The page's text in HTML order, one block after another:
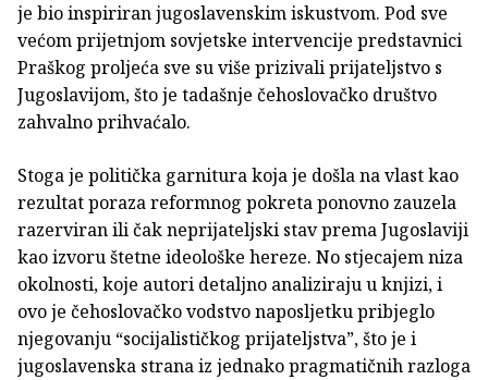
je bio inspiriran jugoslavenskim iskustvom. Pod sve
većom prijetnjom sovjetske intervencije predstavnici
Praškog proljeća sve su više prizivali prijateljstvo s
Jugoslavijom, što je tadašnje čehoslovačko društvo
zahvalno prihvaćalo.
Stoga je politička garnitura koja je došla na vlast kao
rezultat poraza reformnog pokreta ponovno zauzela
razerviran ili čak neprijateljski stav prema Jugoslaviji
kao izvoru štetne ideološke hereze. No stjecajem niza
okolnosti, koje autori detaljno analiziraju u knjizi, i
ovo je čehoslovačko vodstvo naposljetku pribjeglo
njegovanju “socijalističkog prijateljstva”, što je i
jugoslavenska strana iz jednako pragmatičnih razloga